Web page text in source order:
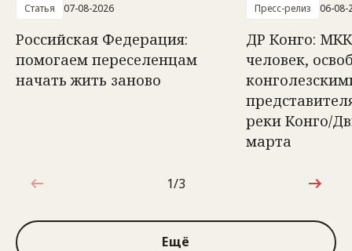
Статья 07-08-2026
Российская Федерация:
помогаем переселенцам
начать жить заново
Пресс-релиз 06-08-
ДР Конго:
человек,
реки Конго/
марта
1 из 3
1/3
Ещё